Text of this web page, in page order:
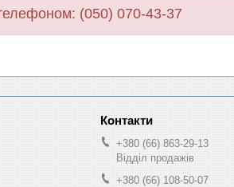
(050) 070-43-37
+380 (66) 863-29-13
Відділ продажів
+380 (66) 108-50-07